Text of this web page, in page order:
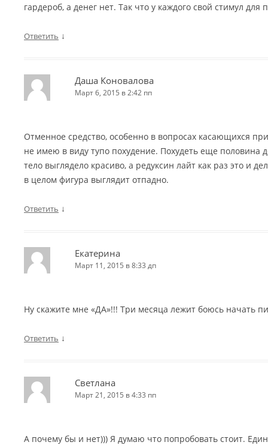
гардероб, а денег нет. Так что у каждого свой стимул для
Ответить ↓
Даша Коновалова
Март 6, 2015 в 2:42 пп
Отменное средство, особенно в вопросах касающихся
не имею в виду тупо похудение. Похудеть еще половина
тело выглядело красиво, а редуксин лайт как раз это и
в целом фигура выглядит отпадно.
Ответить ↓
Екатерина
Март 11, 2015 в 8:33 дп
Ну скажите мне «ДА»!!! Три месяца лежит боюсь начать
Ответить ↓
Светлана
Март 21, 2015 в 4:33 пп
А почему бы и нет))) Я думаю что попробовать стоит.